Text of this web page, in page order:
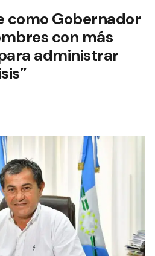
como Gobernador
con más
administrar